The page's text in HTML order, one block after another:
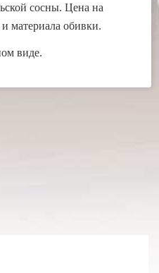
сосны.Цена на
материала обивки.
виде.